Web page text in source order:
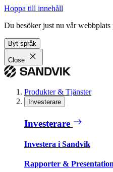
Hoppa till innehåll
Du besöker just nu vår
Byt språk
Close
Produkter & Tjänster
Investerare
Investerare
Investera i Sandvik
Rapporter &